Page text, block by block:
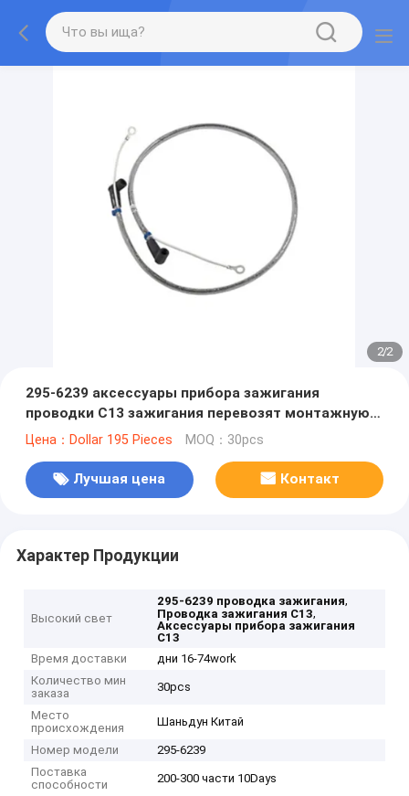
2/2
295-6239 аксессуары прибора зажигания
проводки C13 зажигания перевозят монтажную
схему на грузовиках
Цена：Dollar 195 Pieces MOQ：30pcs
Лучшая цена Контакт
Характер Продукции
Высокий свет
295-6239 проводка зажигания,
Проводка зажигания C13,
Аксессуары прибора зажигания
C13
Время доставки
дни 16-74work
Количество мин
заказа
30pcs
Место
происхождения
Шаньдун Китай
Номер модели
295-6239
Поставка
способности
200-300 части 10Days